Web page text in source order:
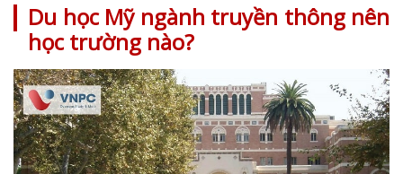
Du học Mỹ ngành truyền thông nên
học trường nào?